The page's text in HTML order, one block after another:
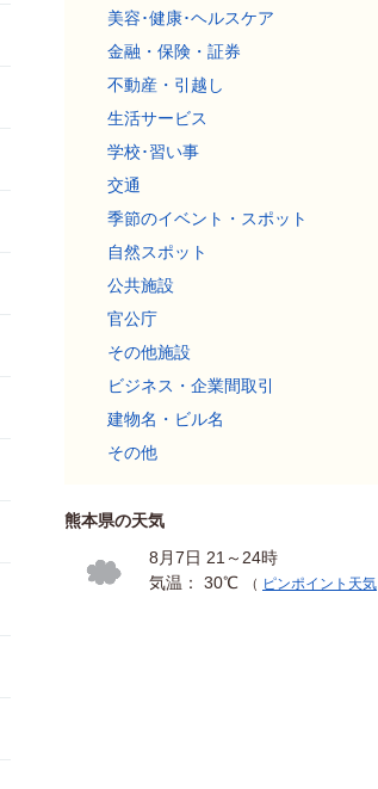
美容･健康･ヘルスケア
金融・保険・証券
不動産・引越し
生活サービス
学校･習い事
交通
季節のイベント・スポット
自然スポット
公共施設
官公庁
その他施設
ビジネス・企業間取引
建物名・ビル名
その他
熊本県の天気
8月7日 21～24時
気温： 30℃
（ ピンポイント天気